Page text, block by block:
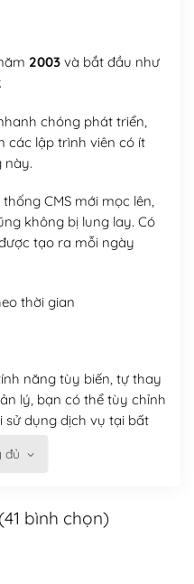
2003và bắt đầu như
chóng phát triển,
các lập trình viên có ít
này.
CMS mới mọc lên,
không bị lung lay. Có
tạo ra mỗi ngày
thời gian
năng tùy biến, tự thay
lý, bạn có thể tùy chỉnh
dụng dịch vụ tại bất
đủ
bình chọn)